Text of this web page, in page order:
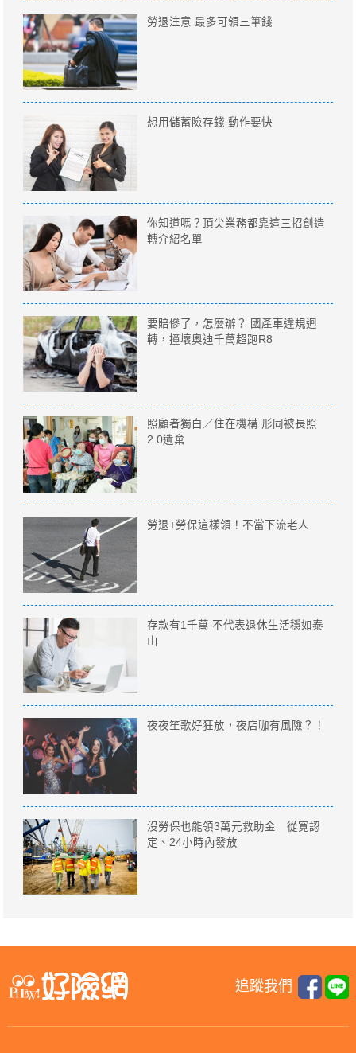
勞退注意 最多可領三筆錢
想用儲蓄險存錢 動作要快
你知道嗎？頂尖業務都靠這三招創造
轉介紹名單
要賠慘了，怎麼辦？ 國產車違規迴
轉，撞壞奧迪千萬超跑R8
照顧者獨白／住在機構 形同被長照
2.0遺棄
勞退+勞保這樣領！不當下流老人
存款有1千萬 不代表退休生活穩如泰
山
夜夜笙歌好狂放，夜店咖有風險？！
沒勞保也能領3萬元救助金 從寛認
定、24小時內發放
追蹤我們